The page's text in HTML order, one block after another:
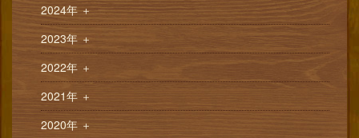
2024年＋
2023年 ＋
2022年 ＋
2021年 ＋
2020年 ＋